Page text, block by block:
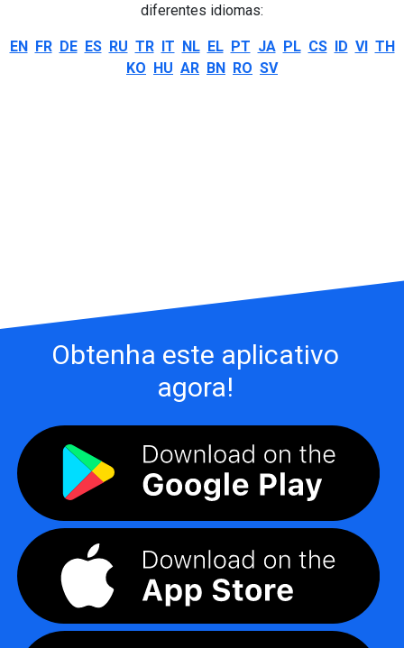
diferentes idiomas:
EN FR DE ES RU TR IT NL EL PT JA PL CS ID VI TH
KO HU AR BN RO SV
Obtenha este aplicativo
agora!